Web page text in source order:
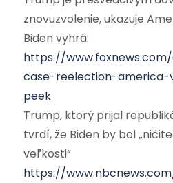
znovuzvolenie, ukazuje
Biden vyhrá:
https://
case-reelection-
peek
Trump, ktorý prijal
tvrdí, že Biden by bol
veľkosti“
https://